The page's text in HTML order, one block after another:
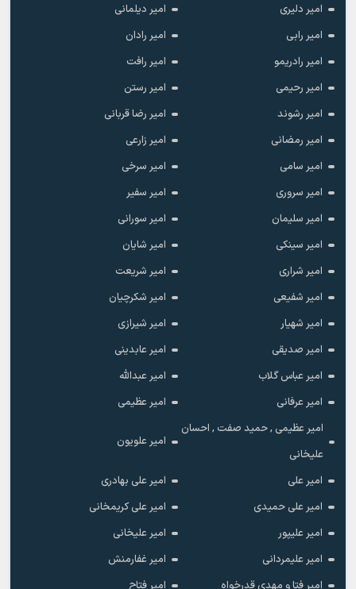
امیر دلیری
امیر دیلمانی
امیر رابی
امیر رادان
امیر رادریمو
امیر رافت
امیر رحیمی
امیر رستن
امیر رشوند
امیر رضا قربانی
امیر رمضانی
امیر زارعی
امیر سامی
امیر سرخی
امیر سروری
امیر سفیر
امیر سلیمان
امیر سورانی
امیر سینکی
امیر شایان
امیر شراری
امیر شریعت
امیر شفیعی
امیر شکرچیان
امیر شهیار
امیر شیرازی
امیر صدیقی
امیر عابدینی
امیر عباس گلاب
امیر عبدالله
امیر عرفانی
امیر عظیمی
امیر عظیمی , حمید صفت , احسان
علیخانی
امیر علویون
امیر علی
امیر علی بهادری
امیر علی حمیدی
امیر علی کریمخانی
امیر علیپور
امیر علیخانی
امیر علیمردانی
امیر غفارمنش
امیر فتا و مهدی قدرخواه
امیر فتاح